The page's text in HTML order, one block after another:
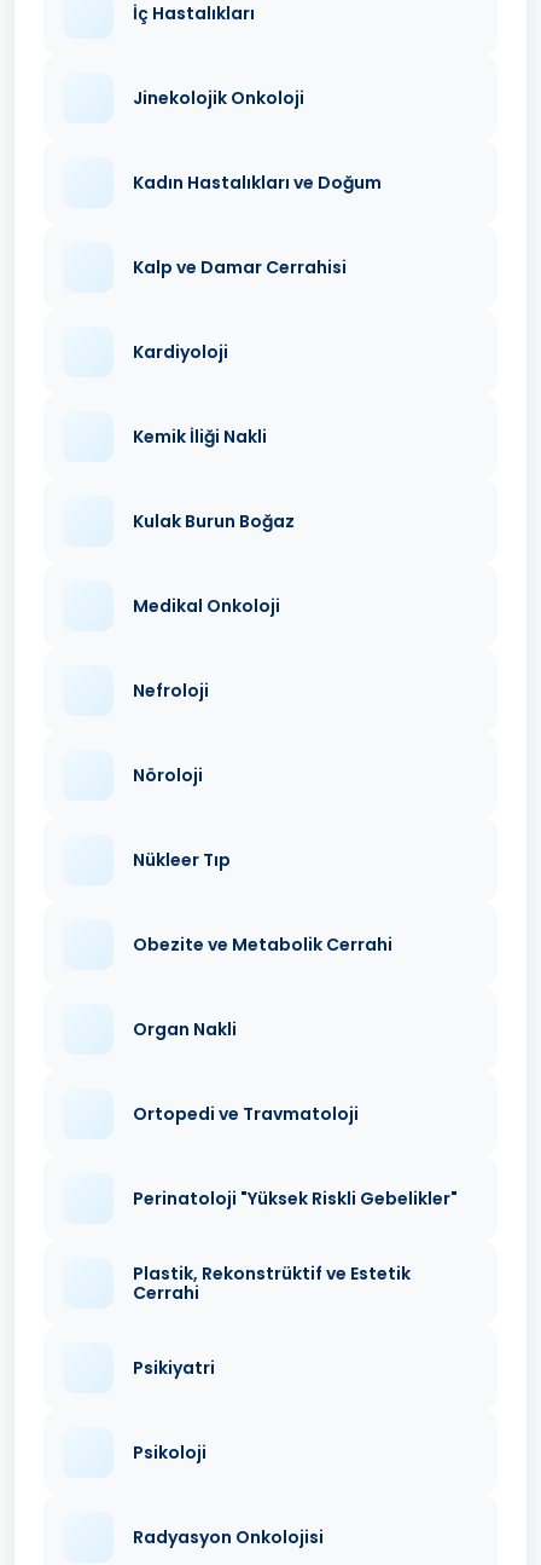
İç Hastalıkları
Jinekolojik Onkoloji
Kadın Hastalıkları ve Doğum
Kalp ve Damar Cerrahisi
Kardiyoloji
Kemik İliği Nakli
Kulak Burun Boğaz
Medikal Onkoloji
Nefroloji
Nöroloji
Nükleer Tıp
Obezite ve Metabolik Cerrahi
Organ Nakli
Ortopedi ve Travmatoloji
Perinatoloji "Yüksek Riskli Gebelikler"
Plastik, Rekonstrüktif ve Estetik
Cerrahi
Psikiyatri
Psikoloji
Radyasyon Onkolojisi